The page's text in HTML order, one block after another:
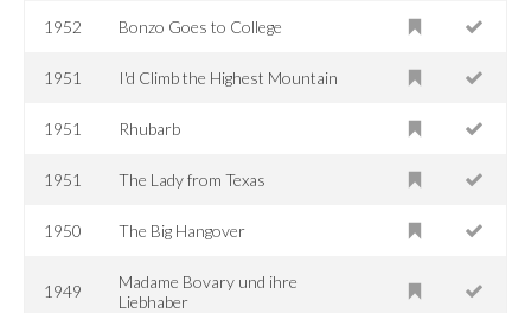
1952 Bonzo Goes to College
1951 I'd Climb the Highest Mountain
1951 Rhubarb
1951 The Lady from Texas
1950 The Big Hangover
1949
Madame Bovary und ihre
Liebhaber